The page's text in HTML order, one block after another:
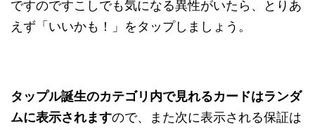
ですのですこしでも気になる異性がいたら、とりあ
えず「いいかも！」をタップしましょう。
タップル誕生のカテゴリ内で見れるカードはランダ
ムに表示されますので、また次に表示される保証は